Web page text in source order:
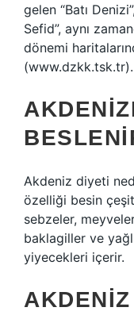
gelen “Batı
Sefid”, aynı
dönemi
(www.dzkk.tsk.tr).
Akdeniz diyeti
özelliği besin
sebzeler,
baklagiller ve
yiyecekleri içerir.